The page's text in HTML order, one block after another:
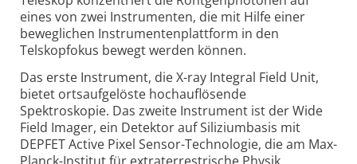
eines von zwei Instrumenten, die mit Hilfe einer
beweglichen Instrumentenplattform in den
Telskopfokus bewegt werden können.
Das erste Instrument, die X-ray Integral Field Unit,
bietet ortsaufgelöste hochauflösende
Spektroskopie. Das zweite Instrument ist der Wide
Field Imager, ein Detektor auf Siliziumbasis mit
DEPFET Active Pixel Sensor-Technologie, die am Max-